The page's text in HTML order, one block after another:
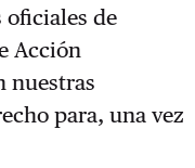
oficiales de
Acción
nuestras
para, una vez